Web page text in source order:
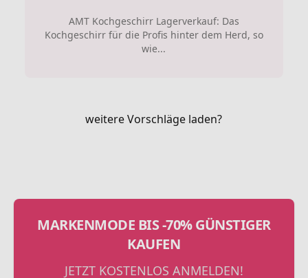
AMT Kochgeschirr Lagerverkauf: Das
Kochgeschirr für die Profis hinter dem Herd, so
wie...
weitere Vorschläge laden?
MARKENMODE BIS -70% GÜNSTIGER
KAUFEN
JETZT KOSTENLOS ANMELDEN!